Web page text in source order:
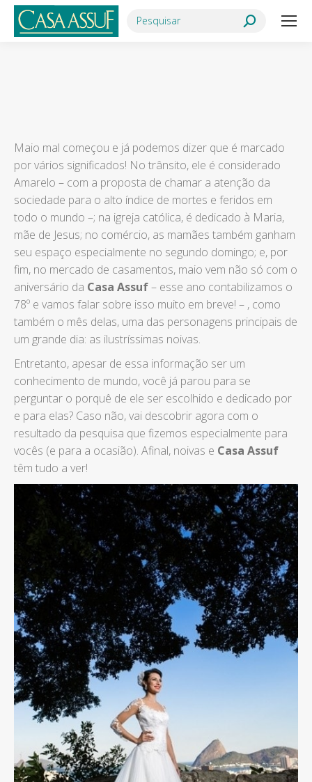
Search:
Maio mal começou e já podemos dizer que é marcado
por vários significados! No trânsito, ele é considerado
Amarelo – com a proposta de chamar a atenção da
sociedade para o alto índice de mortes e feridos em
todo o mundo –; na igreja católica, é dedicado à Maria,
mãe de Jesus; no comércio, as mamães também ganham
seu espaço especialmente no segundo domingo; e, por
fim, no mercado de casamentos, maio vem não só com o
aniversário da Casa Assuf– esse ano contabilizamos o
78º e vamos falar sobre isso muito em breve! – , como
também o mês delas, uma das personagens principais de
um grande dia: as ilustríssimas noivas.
Entretanto, apesar de essa informação ser um
conhecimento de mundo, você já parou para se
perguntar o porquê de ele ser escolhido e dedicado por
e para elas? Caso não, vai descobrir agora com o
resultado da pesquisa que fizemos especialmente para
vocês (e para a ocasião). Afinal, noivas e Casa Assuf
têm tudo a ver!